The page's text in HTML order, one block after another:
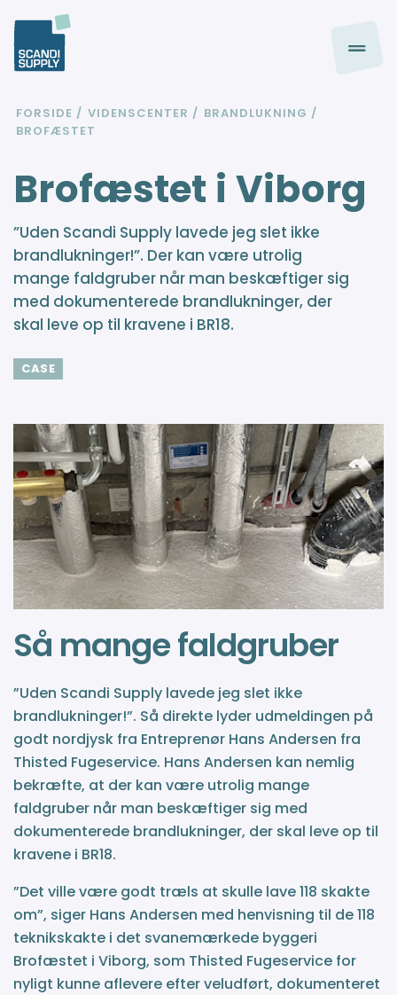
FORSIDE VIDENSCENTER
BRANDLUKNING
BROFÆSTET
Brofæstet i Viborg
”Uden Scandi Supply lavede jeg slet ikke
brandlukninger!”. Der kan være utrolig
mange faldgruber når man beskæftiger sig
med dokumenterede brandlukninger, der
skal leve op til kravene i BR18.
CASE
Så mange faldgruber
”Uden Scandi Supply lavede jeg slet ikke
brandlukninger!”. Så direkte lyder udmeldingen på
godt nordjysk fra Entreprenør Hans Andersen fra
Thisted Fugeservice. Hans Andersen kan nemlig
bekræfte, at der kan være utrolig mange
faldgruber når man beskæftiger sig med
dokumenterede brandlukninger, der skal leve op til
kravene i BR18.
”Det ville være godt træls at skulle lave 118 skakte
om”, siger Hans Andersen med henvisning til de 118
teknikskakte i det svanemærkede byggeri
Brofæstet i Viborg, som Thisted Fugeservice for
nyligt kunne aflevere efter veludført, dokumenteret